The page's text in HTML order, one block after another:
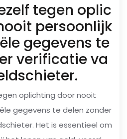
tegen oplic
persoonlijk
gegevens te
verificatie va
oplichting door nooit
gegevens te delen zonder
Het is essentieel om